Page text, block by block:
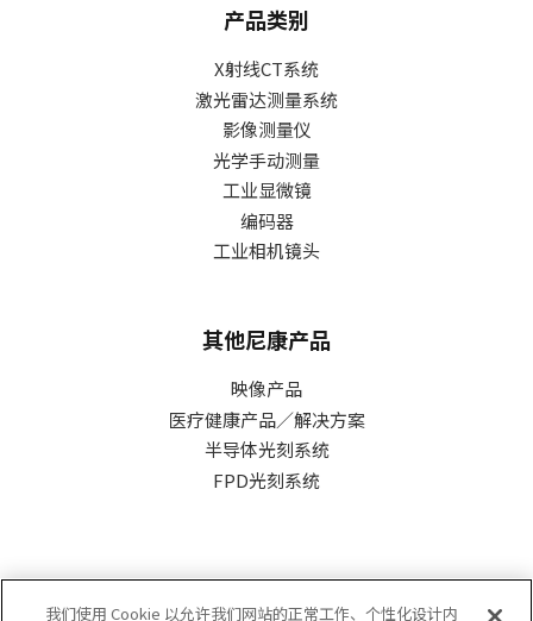
产品类别
X射线CT系统
激光雷达测量系统
影像测量仪
光学手动测量
工业显微镜
编码器
工业相机镜头
其他尼康产品
映像产品
医疗健康产品／解决方案
半导体光刻系统
FPD光刻系统
尼康精机（上海）有限公司
我们使用 Cookie 以允许我们网站的正常工作、个性化设计内